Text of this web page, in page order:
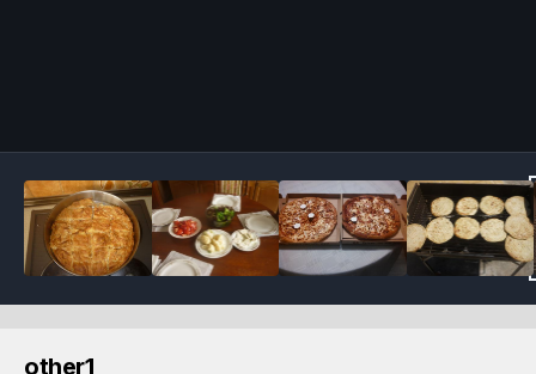
other1